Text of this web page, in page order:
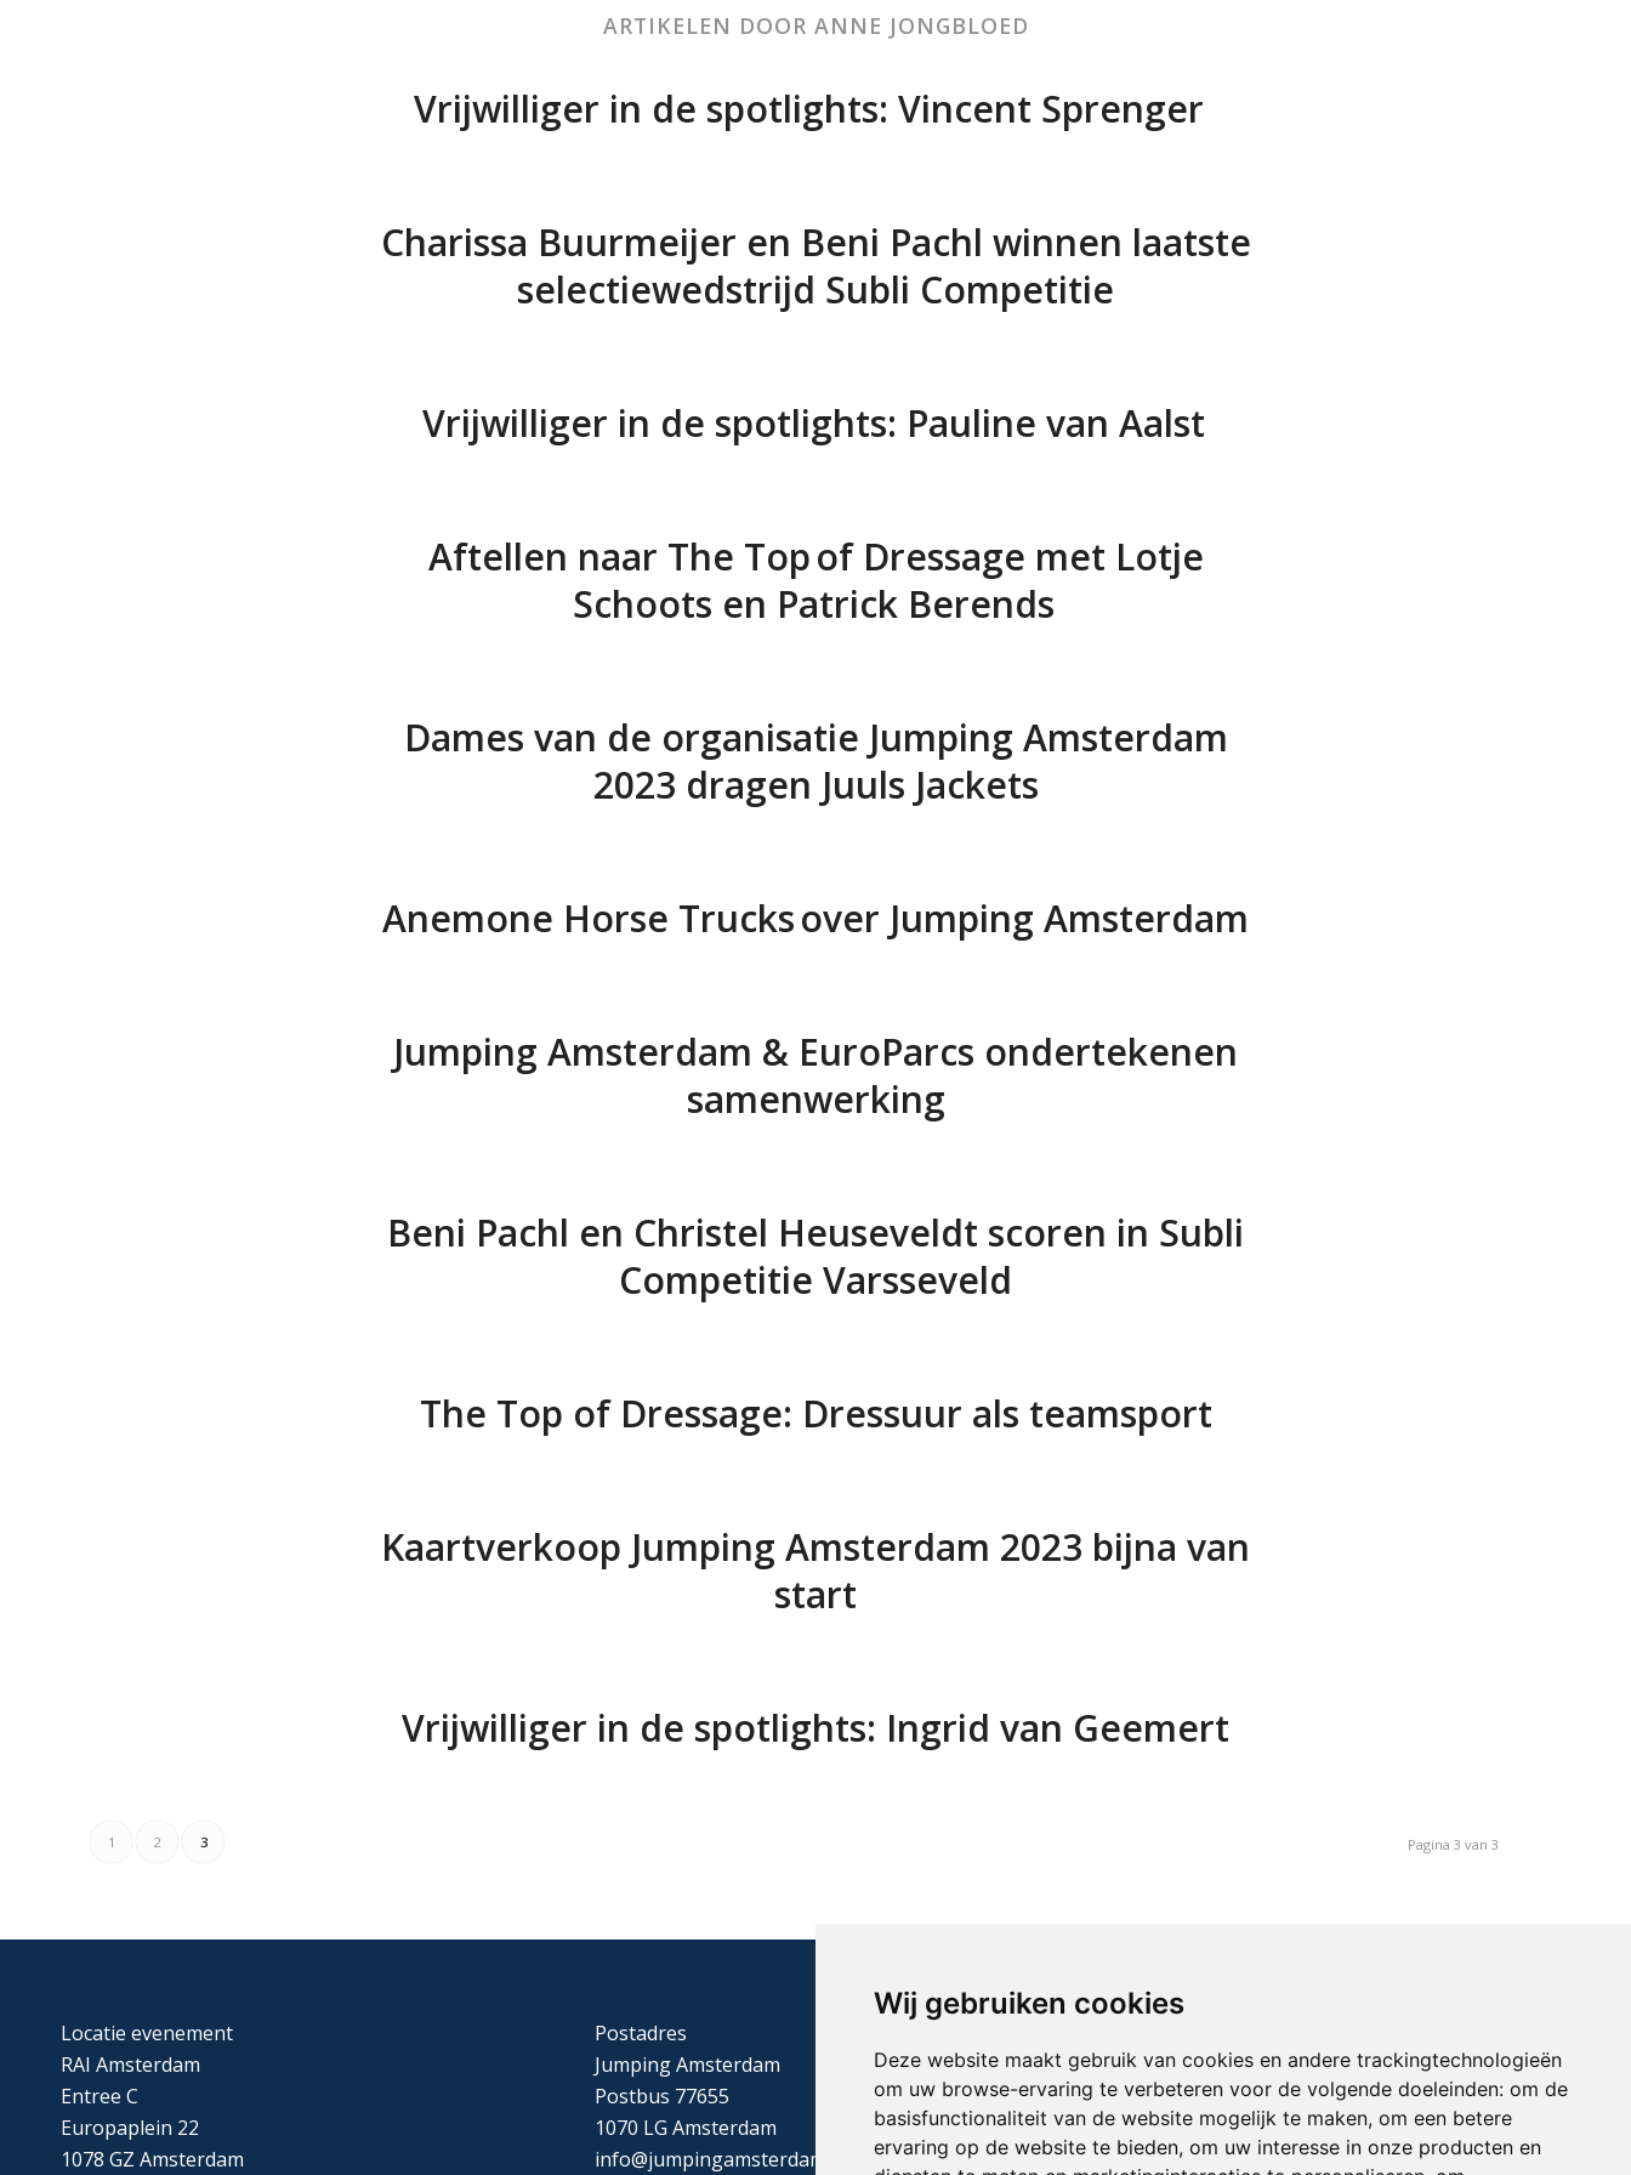
Wij gebruiken cookies
Deze website maakt gebruik van cookies en andere trackingtechnologieën
om uw browse-ervaring te verbeteren voor de volgende doeleinden: om de
basisfunctionaliteit van de website mogelijk te maken, om een betere
ervaring op de website te bieden, om uw interesse in onze producten en
ARTIKELEN DOOR ANNE JONGBLOED
Vrijwilliger in de spotlights: Vincent Sprenger
Charissa Buurmeijer en Beni Pachl winnen laatste
selectiewedstrijd Subli Competitie
Vrijwilliger in de spotlights: Pauline van Aalst
Aftellen naar The Top of Dressage met Lotje
Schoots en Patrick Berends
Dames van de organisatie Jumping Amsterdam
2023 dragen Juuls Jackets
Anemone Horse Trucks over Jumping Amsterdam
Jumping Amsterdam & EuroParcs ondertekenen
samenwerking
Beni Pachl en Christel Heuseveldt scoren in Subli
Competitie Varsseveld
The Top of Dressage: Dressuur als teamsport
Kaartverkoop Jumping Amsterdam 2023 bijna van
start
Vrijwilliger in de spotlights: Ingrid van Geemert
Pagina 3 van 3
1 2 3
Locatie evenement
RAI Amsterdam
Entree C
Europaplein 22
1078 GZ Amsterdam
Postadres
Jumping Amsterdam
Postbus 77655
1070 LG Amsterdam
info@jumpingamsterdam.nl